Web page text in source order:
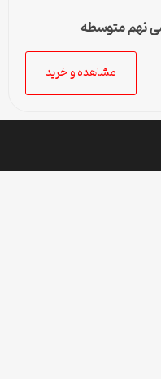
نهم متوسطه
مشاهده و خرید